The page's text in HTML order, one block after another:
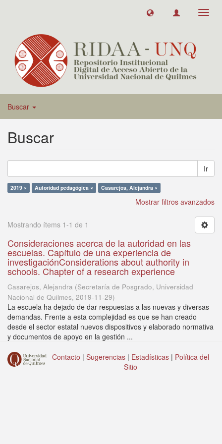
Buscar
Buscar
Ir
2019 × Autoridad pedagógica × Casarejos, Alejandra ×
Mostrar filtros avanzados
Mostrando ítems 1-1 de 1
Consideraciones acerca de la autoridad en las
escuelas. Capítulo de una experiencia de
investigaciónConsiderations about authority in
schools. Chapter of a research experience
Casarejos, Alejandra (Secretaría de Posgrado, Universidad
Nacional de Quilmes, 2019-11-29)
La escuela ha dejado de dar respuestas a las nuevas y diversas
demandas. Frente a esta complejidad es que se han creado
desde el sector estatal nuevos dispositivos y elaborado normativa
y documentos de apoyo en la gestión ...
Contacto | Sugerencias | Estadísticas | Política del
Sitio